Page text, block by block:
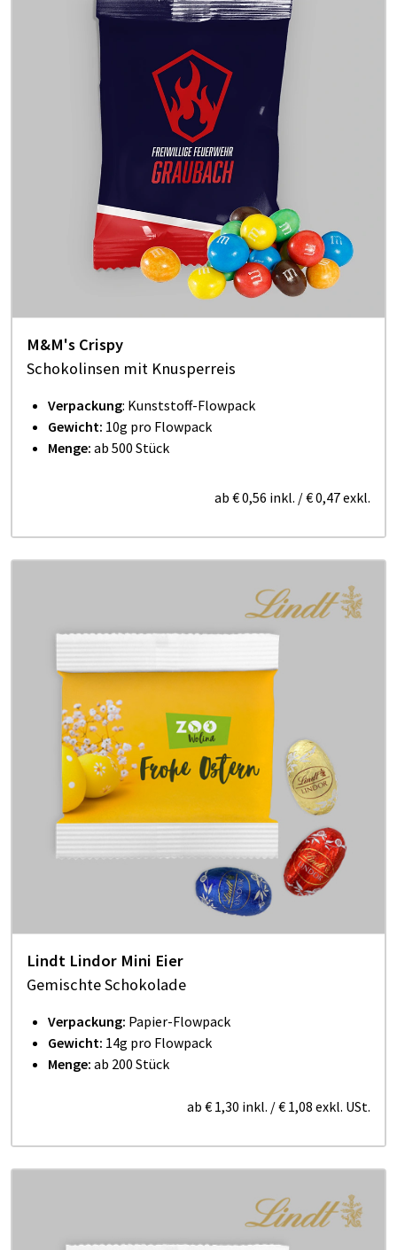
M&M's Crispy
Schokolinsen mit Knusperreis
Verpackung: Kunststoff-Flowpack
Gewicht: 10g pro Flowpack
Menge: ab 500 Stück
ab € 0,56 inkl. /€ 0,47exkl.
Lindt Lindor Mini Eier
Gemischte Schokolade
Verpackung: Papier-Flowpack
Gewicht: 14g pro Flowpack
Menge: ab 200 Stück
ab € 1,30 inkl. /€ 1,08 exkl. USt.